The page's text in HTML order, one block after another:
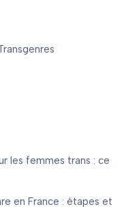
les femmes trans : ce
en France : étapes et